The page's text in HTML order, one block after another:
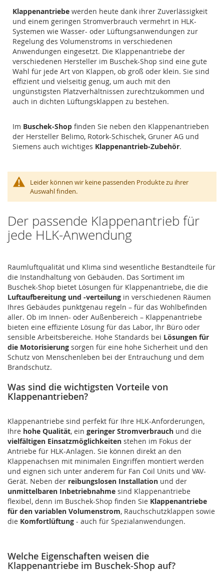
Klappenantriebe werden heute dank ihrer Zuverlässigkeit
und einem geringen Stromverbrauch vermehrt in HLK-
Systemen wie Wasser- oder Lüftungsanwendungen zur
Regelung des Volumenstroms in verschiedenen
Anwendungen eingesetzt. Die Klappenantriebe der
verschiedenen Hersteller im Buschek-Shop sind eine gute
Wahl für jede Art von Klappen, ob groß oder klein. Sie sind
effizient und vielseitig genug, um auch mit den
ungünstigsten Platzverhältnissen zurechtzukommen und
auch in dichten Lüftungsklappen zu bestehen.
Im Buschek-Shop finden Sie neben den Klappenantrieben
der Hersteller Belimo, Rotork-Schischek, Gruner AG und
Siemens auch wichtiges Klappenantrieb-Zubehör.
Leider können wir keine passenden Produkte zu ihrer
Auswahl finden.
Der passende Klappenantrieb für
jede HLK-Anwendung
Raumluftqualität und Klima sind wesentliche Bestandteile für
die Instandhaltung von Gebäuden. Das Sortiment im
Buschek-Shop bietet Lösungen für Klappenantriebe, die die
Luftaufbereitung und -verteilung in verschiedenen Räumen
Ihres Gebäudes punktgenau regeln – für das Wohlbefinden
aller. Ob im Innen- oder Außenbereich – Klappenantriebe
bieten eine effiziente Lösung für das Labor, Ihr Büro oder
sensible Arbeitsbereiche. Hohe Standards bei Lösungen für
die Motorisierung sorgen für eine hohe Sicherheit und den
Schutz von Menschenleben bei der Entrauchung und dem
Brandschutz.
Was sind die wichtigsten Vorteile von
Klappenantrieben?
Klappenantriebe sind perfekt für Ihre HLK-Anforderungen,
Ihre hohe Qualität, ein geringer Stromverbrauch und die
vielfältigen Einsatzmöglichkeiten stehen im Fokus der
Antriebe für HLK-Anlagen. Sie können direkt an den
Klappenachsen mit minimalen Eingriffen montiert werden
und eignen sich unter anderem für Fan Coil Units und VAV-
Gerät. Neben der reibungslosen Installation und der
unmittelbaren Inbetriebnahme sind Klappenantriebe
flexibel, denn im Buschek-Shop finden Sie Klappenantriebe
für den variablen Volumenstrom, Rauchschutzklappen sowie
die Komfortlüftung - auch für Spezialanwendungen.
Welche Eigenschaften weisen die
Klappenantriebe im Buschek-Shop auf?